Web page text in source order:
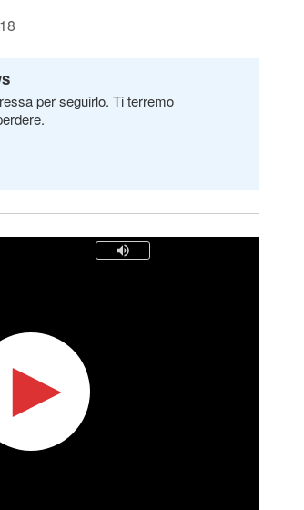
per seguirlo. Ti terremo